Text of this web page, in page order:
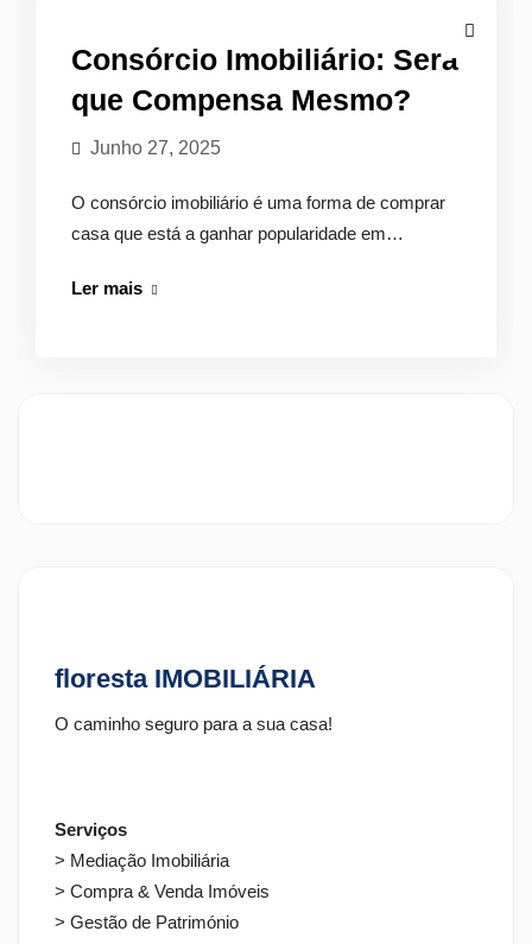
Consórcio Imobiliário: Será
que Compensa Mesmo?
Junho 27, 2025
O consórcio imobiliário é uma forma de comprar
casa que está a ganhar popularidade em…
Ler maisConsórcio
floresta IMOBILIÁRIA
O caminho seguro para a sua casa!
Serviços
> Mediação Imobiliária
> Compra & Venda Imóveis
> Gestão de Património